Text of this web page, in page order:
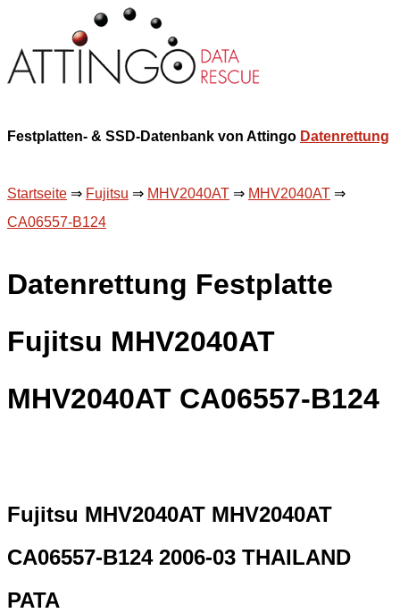
Festplatten- & SSD-Datenbank von Attingo Datenrettung
Startseite ⇒ Fujitsu ⇒ MHV2040AT ⇒ MHV2040AT ⇒
CA06557-B124
Datenrettung Festplatte
Fujitsu MHV2040AT
MHV2040AT CA06557-B124
Fujitsu MHV2040AT MHV2040AT
CA06557-B124 2006-03 THAILAND
PATA